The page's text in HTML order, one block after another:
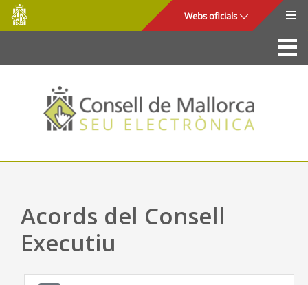
Salta al contingut principal
Consell
de
Mallorca
Webs oficials
La Seu
Consell de Mallorca
Accés i seguretat
Utilitats
Ajuda
Acords del Consell
Executiu